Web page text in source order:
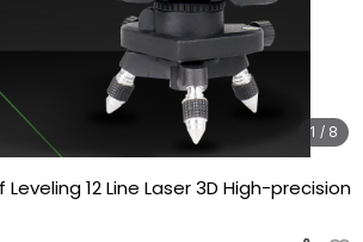
1 / 8
12 Line Laser 3D High-precision